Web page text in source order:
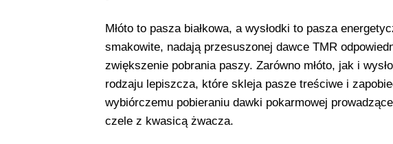
Młóto to pasza białkowa, a wysłodki to pasza
smakowite, nadają przesuszonej dawce TMR
zwiększenie pobrania paszy. Zarówno młóto, jak i
rodzaju lepiszcza, które skleja pasze treściwe i
wybiórczemu pobieraniu dawki pokarmowej
czele z kwasicą żwacza.